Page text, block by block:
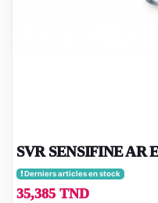
SVR SENSIFINE AR
Derniers articles en stock
35,385 TND